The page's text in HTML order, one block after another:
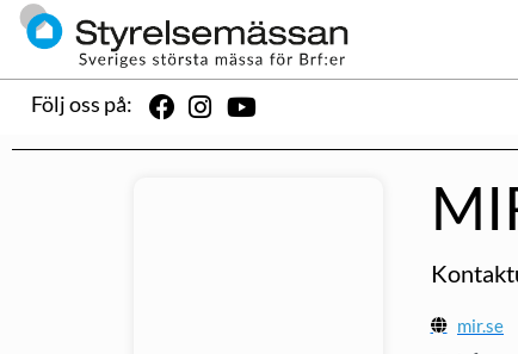
Följ oss på:
mir.se